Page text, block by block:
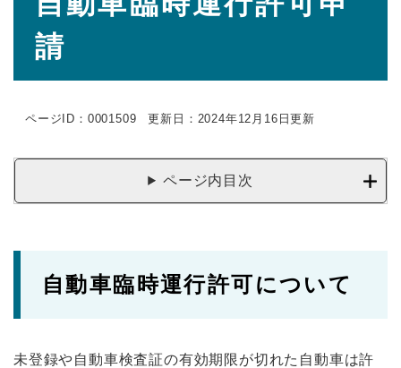
請
ページID：0001509 更新日：2024年12月16日更新
ページ内目次
自動車臨時運行許可について
未登録や自動車検査証の有効期限が切れた自動車は許